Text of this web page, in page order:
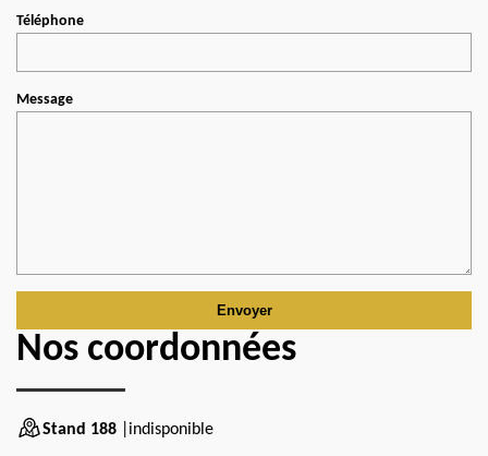
Téléphone
Message
Nos coordonnées
Stand 188 |indisponible